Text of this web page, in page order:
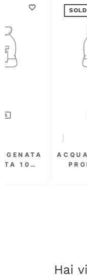
SOLD OUT
ACQUA
PROFUMATA
Hai